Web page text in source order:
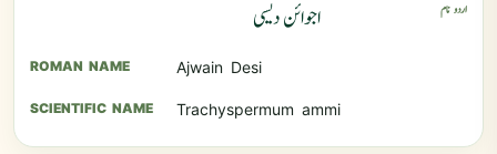
اجوائن دیسی
Ajwain Desi
Trachyspermum ammi